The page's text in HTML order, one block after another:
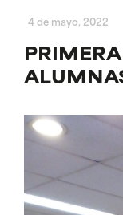
4 de mayo, 2022